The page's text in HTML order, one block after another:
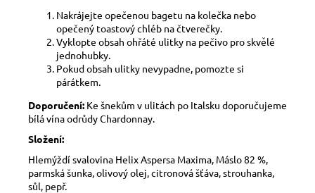
Nakrájejte opečenou bagetu na kolečka nebo
opečený toastový chléb na čtverečky.
Vyklopte obsah ohřáté ulitky na pečivo pro skvělé
jednohubky.
Pokud obsah ulitky nevypadne, pomozte si
párátkem.
Doporučení: Ke šnekům v ulitách po Italsku doporučujeme
bílá vína odrůdy Chardonnay.
Složení:
Hlemýždí svalovina Helix Aspersa Maxima, Máslo 82 %,
parmská šunka, olivový olej, citronová šťáva, strouhanka,
sůl, pepř.